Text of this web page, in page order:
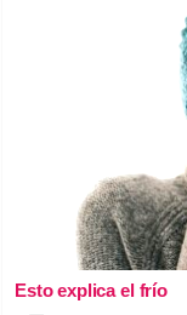
Esto explica el frío